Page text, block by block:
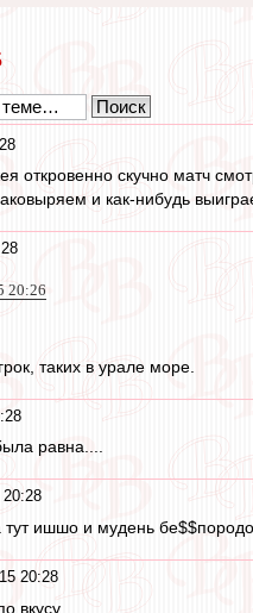
откровенно скучно матч
и как-нибудь
20:26
таких в урале море.
равна....
20:28
тут ишшо и мудень
20:28
вкусу